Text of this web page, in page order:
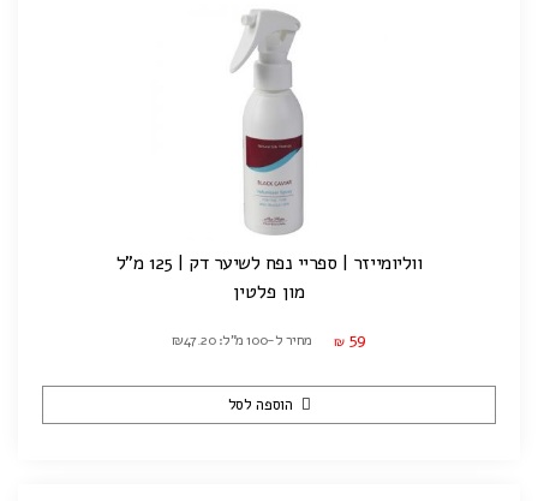
ווליומייזר | ספריי נפח לשיער דק | 125 מ"ל
מון פלטין
₪ 59 מחיר ל-100 מ"ל: ₪47.20
הוספה לסל